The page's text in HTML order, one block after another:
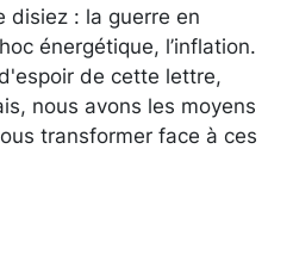
disiez : la guerre en
énergétique, l’inflation.
de cette lettre,
nous avons les moyens
transformer face à ces